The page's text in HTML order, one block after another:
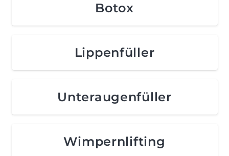
Botox
Lippenfüller
Unteraugenfüller
Wimpernlifting